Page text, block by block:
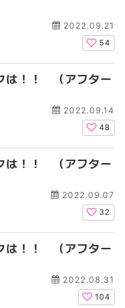
2022.09.21
54
は！！ （アフター
2022.09.14
48
は！！ （アフター
2022.09.07
32
は！！ （アフター
2022.08.31
104